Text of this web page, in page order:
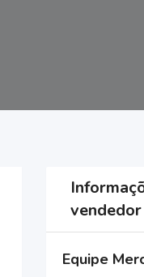
vendedor
Equipe